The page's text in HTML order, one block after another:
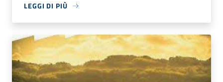
LEGGI DI PIÙ